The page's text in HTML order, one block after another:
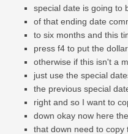
special date is going to
of that ending date
to six months and this
press f4 to put the
otherwise if this isn't a
just use the special
the previous special
right and so I want to
down okay now here
that down need to copy